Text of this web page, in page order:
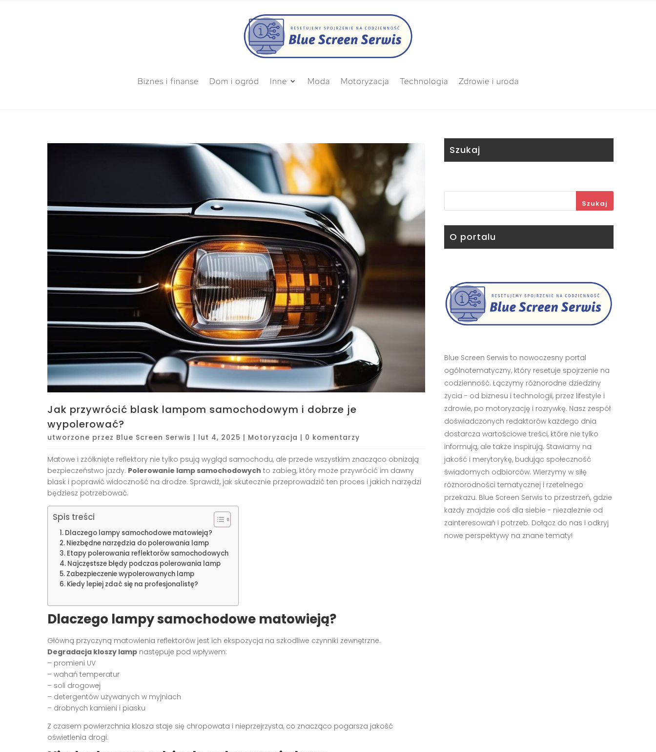
Biznes i finanse Dom i ogród Inne Moda Motoryzacja Technologia Zdrowie i uroda
Jak przywrócić blask lampom samochodowym i dobrze je
wypolerować?
utworzone przez Blue Screen Serwis | lut 4, 2025 | Motoryzacja | 0 komentarzy
Matowe i zżółknięte reflektory nie tylko psują wygląd samochodu, ale przede wszystkim znacząco obniżają
bezpieczeństwo jazdy. Polerowanie lamp samochodowych to zabieg, który może przywrócić im dawny
blask i poprawić widoczność na drodze. Sprawdź, jak skutecznie przeprowadzić ten proces i jakich narzędzi
będziesz potrzebować.
Spis treści
Dlaczego lampy samochodowe matowieją?
Niezbędne narzędzia do polerowania lamp
Etapy polerowania reflektorów samochodowych
Najczęstsze błędy podczas polerowania lamp
Zabezpieczenie wypolerowanych lamp
Kiedy lepiej zdać się na profesjonalistę?
Dlaczego lampy samochodowe matowieją?
Główną przyczyną matowienia reflektorów jest ich ekspozycja na szkodliwe czynniki zewnętrzne.
Degradacja kloszy lamp następuje pod wpływem:
– promieni UV
– wahań temperatur
– soli drogowej
– detergentów używanych w myjniach
– drobnych kamieni i piasku
Z czasem powierzchnia klosza staje się chropowata i nieprzejrzysta, co znacząco pogarsza jakość
oświetlenia drogi.
Szukaj
Szukaj
O portalu
Blue Screen Serwis to nowoczesny portal
ogólnotematyczny, który resetuje spojrzenie na
codzienność. Łączymy różnorodne dziedziny
życia - od biznesu i technologii, przez lifestyle i
zdrowie, po motoryzację i rozrywkę. Nasz zespół
doświadczonych redaktorów każdego dnia
dostarcza wartościowe treści, które nie tylko
informują, ale także inspirują. Stawiamy na
jakość i merytorykę, budując społeczność
świadomych odbiorców. Wierzymy w siłę
różnorodności tematycznej i rzetelnego
przekazu. Blue Screen Serwis to przestrzeń, gdzie
każdy znajdzie coś dla siebie - niezależnie od
zainteresowań i potrzeb. Dołącz do nas i odkryj
nowe perspektywy na znane tematy!